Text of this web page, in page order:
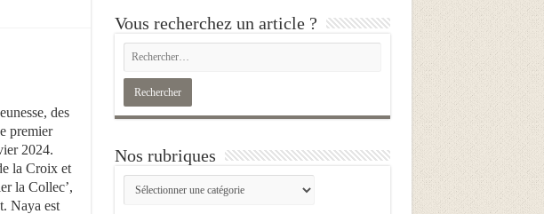
des
premier
2024.
la Croix et
la Collec’,
Naya est
Vous recherchez un article ?
Nos rubriques
Nos
rubriques